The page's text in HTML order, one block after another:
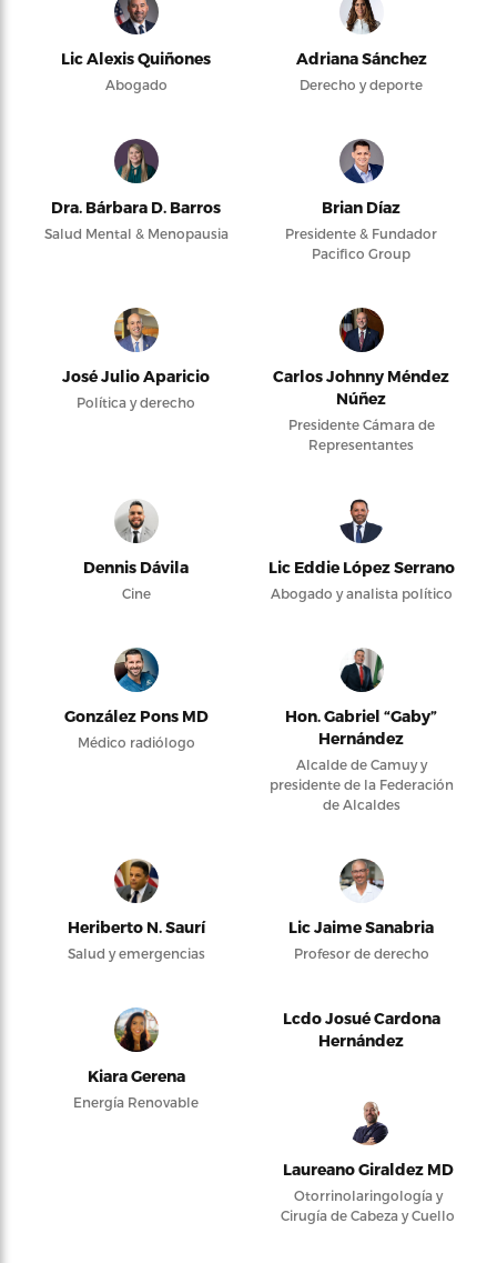
Lic Alexis Quiñones
Abogado
Adriana Sánchez
Derecho y deporte
Dra. Bárbara D. Barros
Salud Mental & Menopausia
Brian Díaz
Presidente & Fundador
Pacifico Group
José Julio Aparicio
Política y derecho
Carlos Johnny Méndez
Núñez
Presidente Cámara de
Representantes
Dennis Dávila
Cine
Lic Eddie López Serrano
Abogado y analista político
González Pons MD
Médico radiólogo
Hon. Gabriel “Gaby”
Hernández
Alcalde de Camuy y
presidente de la Federación
de Alcaldes
Heriberto N. Saurí
Salud y emergencias
Lic Jaime Sanabria
Profesor de derecho
Kiara Gerena
Energía Renovable
Lcdo Josué Cardona
Hernández
Laureano Giraldez MD
Otorrinolaringología y
Cirugía de Cabeza y Cuello